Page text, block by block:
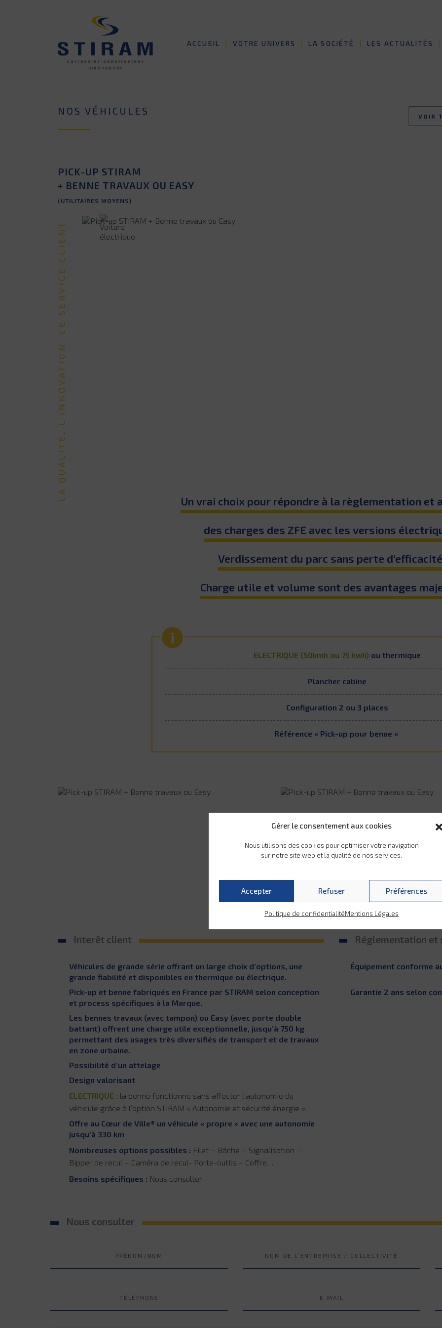
Gérer le consentement aux cookies
Nous utilisons des cookies pour optimiser votre navigation
sur notre site web et la qualité de nos services.
Accepter Refuser Préférences
Politique de confidentialitéMentions Légales
ACCUEIL VOTRE UNIVERS LA SOCIÉTÉ LES ACTUALITÉS
NOS VÉHICULES VOIR
LA QUALITÉ, L’INNOVATION, LE SERVICE CLIENT
PICK-UP STIRAM
+ BENNE TRAVAUX OU EASY
(UTILITAIRES MOYENS)
Un vrai choix pour répondre à la règlementation et
des charges des ZFE avec les versions
Verdissement du parc sans perte
Charge utile et volume sont des avantages
ELECTRIQUE (50kmh ou 75 kwh) ou thermique
Plancher cabine
Configuration 2 ou 3 places
Référence « Pick-up pour benne «
Interêt client
Véhicules de grande série offrant un large choix d’options, une
grande fiabilité et disponibles en thermique ou électrique.
Pick-up et benne fabriqués en France par STIRAM selon conception
et process spécifiques à la Marque.
Les bennes travaux (avec tampon) ou Easy (avec porte double
battant) offrent une charge utile exceptionnelle, jusqu’à 750 kg
permettant des usages très diversifiés de transport et de travaux
en zone urbaine.
Possibilité d’un attelage
Design valorisant
ELECTRIQUE : la benne fonctionne sans affecter l’autonomie du
véhicule grâce à l’option STIRAM « Autonomie et sécurité énergie ».
Offre au Cœur de Ville® un véhicule « propre » avec une autonomie
jusqu’à 330 km
Nombreuses options possibles : Filet – Bâche – Signalisation –
Bipper de recul – Caméra de recul- Porte-outils – Coffre…
Besoins spécifiques : Nous consulter
Réglementation et
Équipement conforme
Garantie 2 ans selon
Nous consulter